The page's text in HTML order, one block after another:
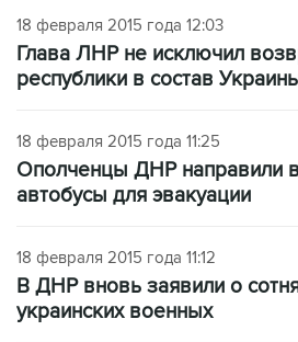
18 февраля 2015 года 12:03
Глава ЛНР не исключил
республики в состав
18 февраля 2015 года 11:25
Ополченцы ДНР направили
автобусы для эвакуации
18 февраля 2015 года 11:12
В ДНР вновь заявили о
украинских военных